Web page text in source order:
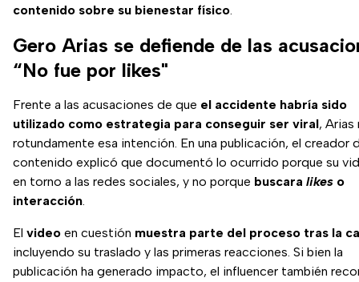
contenido sobre su bienestar físico.
Gero Arias se defiende de las
“No fue por likes"
Frente a las acusaciones de que el accidente habría sido
utilizado como estrategia para conseguir ser viral, Arias
rotundamente esa intención. En una publicación, el creador
contenido explicó que documentó lo ocurrido porque su
en torno a las redes sociales, y no porque buscara likes o
interacción.
El video en cuestión muestra parte del proceso tras la
incluyendo su traslado y las primeras reacciones. Si bien la
publicación ha generado impacto, el influencer también